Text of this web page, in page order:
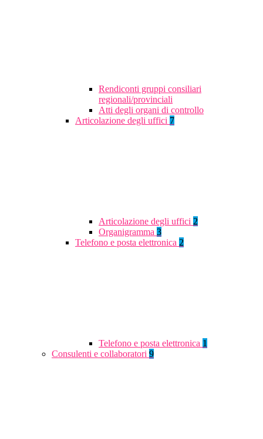
Rendiconti gruppi consiliari
regionali/provinciali
Atti degli organi di controllo
Articolazione degli uffici 7
Articolazione degli uffici 2
Organigramma 3
Telefono e posta elettronica 2
Telefono e posta elettronica 1
Consulenti e collaboratori 9